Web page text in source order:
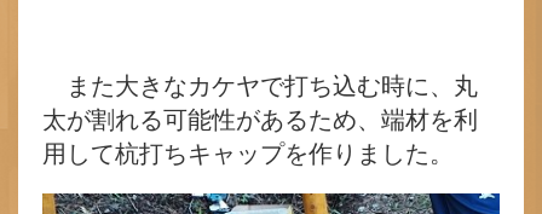
また大きなカケヤで打ち込む時に、丸
太が割れる可能性があるため、端材を利
用して杭打ちキャップを作りました。